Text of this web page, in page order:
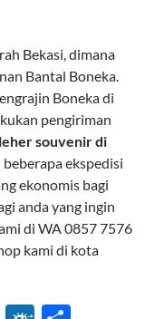
Bekasi, dimana
Bantal Boneka.
Boneka di
pengiriman
souvenir di
ekspedisi
ekonomis bagi
anda yang ingin
di WA 0857 7576
kami di kota